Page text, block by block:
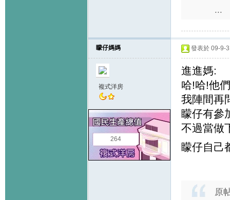
...
矇仔媽媽
複式洋房
264
發表於 09-9-
進進媽:
哈!哈!他
我陣間再
矇仔有參
不過當做
矇仔自己
原